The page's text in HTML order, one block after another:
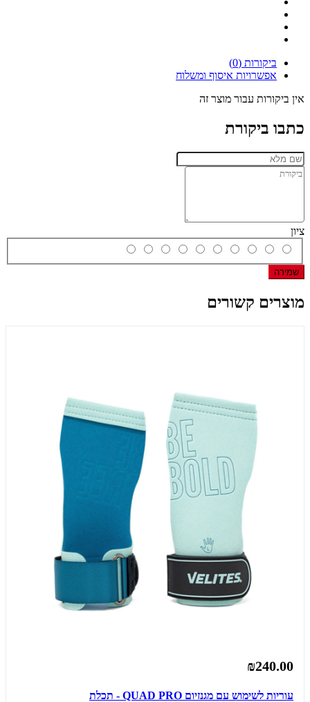
ביקורות (0)
אפשרויות איסוף ומשלוח
אין ביקורות עבור מוצר זה
כתבו ביקורת
ציון
שמירה
מוצרים קשורים
₪240.00
עוריות לשימוש עם מגנזיום QUAD PRO - תכלת